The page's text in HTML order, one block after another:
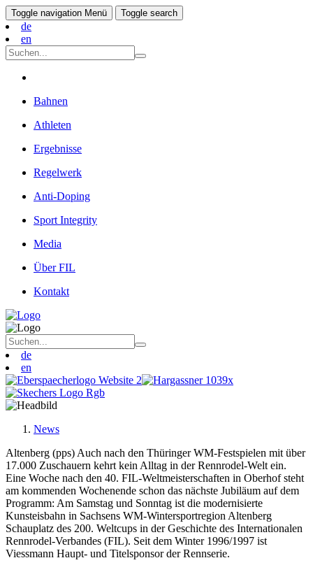
Toggle navigation Menü Toggle search
de
en
Bahnen
Athleten
Ergebnisse
Regelwerk
Anti-Doping
Sport Integrity
Media
Über FIL
Kontakt
de
en
News
Altenberg (pps) Auch nach den Thüringer WM-Festspielen mit über
17.000 Zuschauern kehrt kein Alltag in der Rennrodel-Welt ein.
Eine Woche nach den 40. FIL-Weltmeisterschaften in Oberhof steht
am kommenden Wochenende schon das nächste Jubiläum auf dem
Programm: Am Samstag und Sonntag ist die modernisierte
Kunsteisbahn in Sachsens WM-Wintersportregion Altenberg
Schauplatz des 200. Weltcups in der Geschichte des Internationalen
Rennrodel-Verbandes (FIL). Seit dem Winter 1996/1997 ist
Viessmann Haupt- und Titelsponsor der Rennserie.